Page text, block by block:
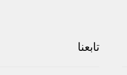
تابعنا